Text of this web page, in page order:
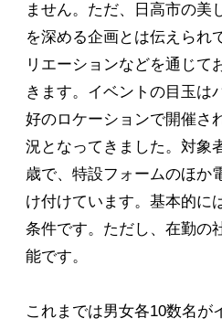
ません。ただ、日高市の美
を深める企画とは伝えられ
リエーションなどを通じて
きます。イベントの目玉は
好のロケーションで開催さ
況となってきました。対象
歳で、特設フォームのほか
け付けています。基本的に
条件です。ただし、在勤の
能です。
これまでは男女各10数名が